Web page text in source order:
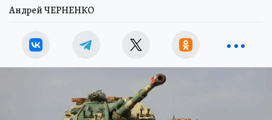
Андрей ЧЕРНЕНКО